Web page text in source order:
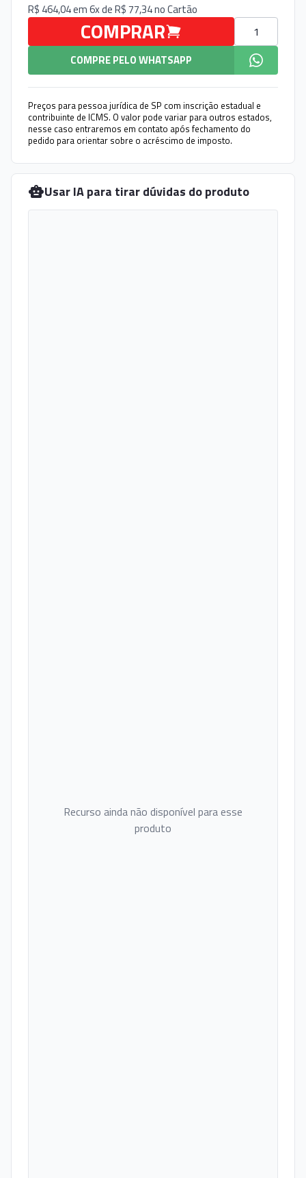
R$ 464,04 em 6x de R$ 77,34 noCartão
COMPRAR
Quantidade
COMPRE PELO WHATSAPP
Preços para pessoa jurídica de SP com inscrição estadual e
contribuinte de ICMS. O valor pode variar para outros estados,
nesse caso entraremos em contato após fechamento do
pedido para orientar sobre o acréscimo de imposto.
Usar IA para tirar dúvidas do produto
Recurso ainda não disponível para esse
produto